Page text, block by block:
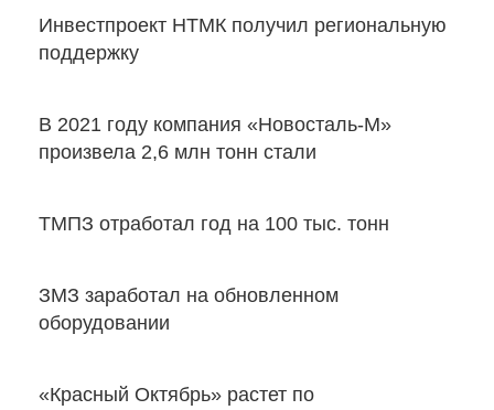
Инвестпроект НТМК получил региональную
поддержку
В 2021 году компания «Новосталь-М»
произвела 2,6 млн тонн стали
ТМПЗ отработал год на 100 тыс. тонн
ЗМЗ заработал на обновленном
оборудовании
«Красный Октябрь» растет по